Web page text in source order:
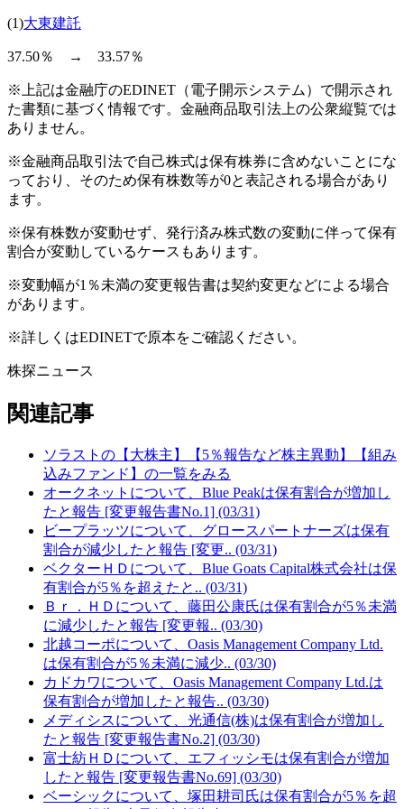
(1)大東建託
37.50％ → 33.57％
※上記は金融庁のEDINET（電子開示システム）で開示され
た書類に基づく情報です。金融商品取引法上の公衆縦覧では
ありません。
※金融商品取引法で自己株式は保有株券に含めないことにな
っており、そのため保有株数等が0と表記される場合があり
ます。
※保有株数が変動せず、発行済み株式数の変動に伴って保有
割合が変動しているケースもあります。
※変動幅が1％未満の変更報告書は契約変更などによる場合
があります。
※詳しくはEDINETで原本をご確認ください。
株探ニュース
関連記事
ソラストの【大株主】【5％報告など株主異動】【組み
込みファンド】の一覧をみる
オークネットについて、Blue Peakは保有割合が増加し
たと報告 [変更報告書No.1] (03/31)
ビープラッツについて、グロースパートナーズは保有
割合が減少したと報告 [変更.. (03/31)
ベクターＨＤについて、Blue Goats Capital株式会社は保
有割合が5％を超えたと.. (03/31)
Ｂｒ．ＨＤについて、藤田公康氏は保有割合が5％未満
に減少したと報告 [変更報.. (03/30)
北越コーポについて、Oasis Management Company Ltd.
は保有割合が5％未満に減少.. (03/30)
カドカワについて、Oasis Management Company Ltd.は
保有割合が増加したと報告.. (03/30)
メディシスについて、光通信(株)は保有割合が増加し
たと報告 [変更報告書No.2] (03/30)
富士紡ＨＤについて、エフィッシモは保有割合が増加
したと報告 [変更報告書No.69] (03/30)
ベーシックについて、塚田耕司氏は保有割合が5％を超